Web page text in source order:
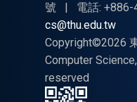
號
| 電話:
cs@thu.edu.tw
Copyright©2026
Computer
reserved